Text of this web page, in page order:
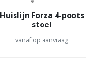
Huislijn Forza 4-poots
stoel
vanaf op aanvraag